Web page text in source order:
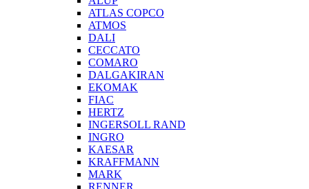
ATLAS COPCO
ATMOS
DALI
CECCATO
COMARO
DALGAKIRAN
EKOMAK
FIAC
HERTZ
INGERSOLL RAND
INGRO
KAESAR
KRAFFMANN
MARK